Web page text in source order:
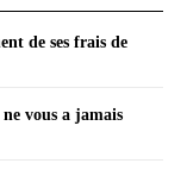
de ses frais de
ne vous a jamais